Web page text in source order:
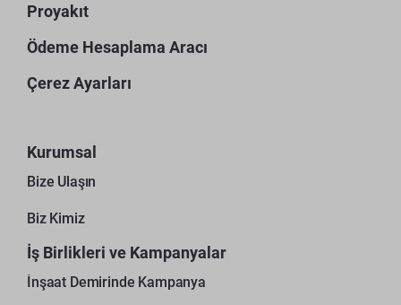
Proyakıt
Ödeme Hesaplama Aracı
Çerez Ayarları
Kurumsal
Bize Ulaşın
Biz Kimiz
İş Birlikleri ve Kampanyalar
İnşaat Demirinde Kampanya